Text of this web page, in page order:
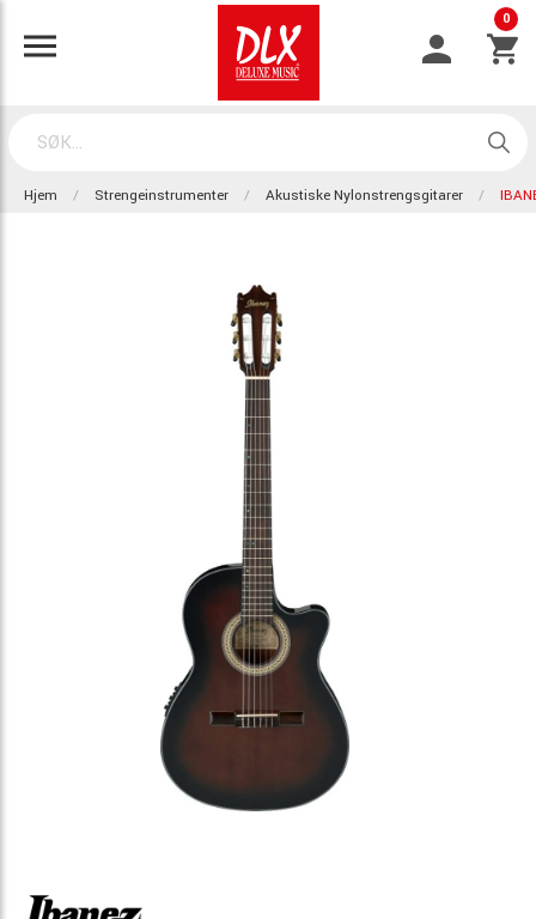
0
Hjem Strengeinstrumenter Akustiske Nylonstrengsgitarer